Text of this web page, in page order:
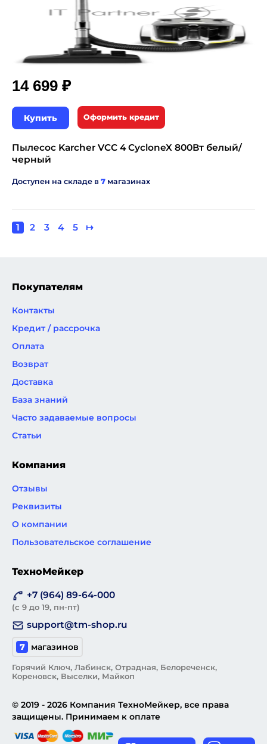
14 699 ₽
Купить Оформить кредит
Пылесос Karcher VCC 4 CycloneX 800Вт белый/
черный
Доступен на складе в 7 магазинах
Нумерация
Текущая
1 Page
2 Page
3 Page
4 Page
5
Следующая
↦
Покупателям
Контакты
Кредит / рассрочка
Оплата
Возврат
Доставка
База знаний
Часто задаваемые вопросы
Статьи
Компания
Отзывы
Реквизиты
О компании
Пользовательское соглашение
ТехноМейкер
+7 (964) 89-64-000
(с 9 до 19, пн-пт)
support@tm-shop.ru
7 магазинов
Горячий Ключ, Лабинск, Отрадная, Белореченск,
Кореновск, Выселки, Майкоп
© 2019 - 2026 Компания ТехноМейкер, все права
защищены. Принимаем к оплате